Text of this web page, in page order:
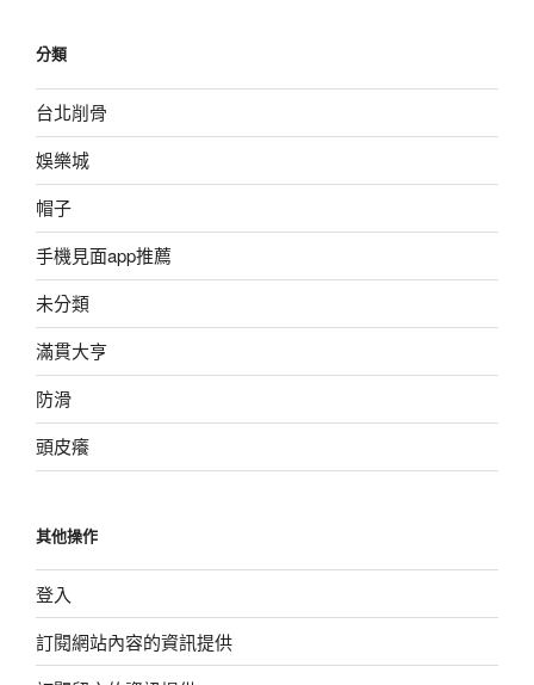
分類
台北削骨
娛樂城
帽子
手機見面app推薦
未分類
滿貫大亨
防滑
頭皮癢
其他操作
登入
訂閱網站內容的資訊提供